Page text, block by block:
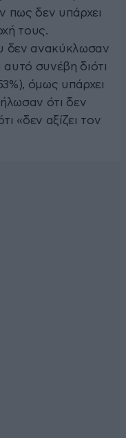
πως δεν υπάρχει
τους.
δεν ανακύκλωσαν
συνέβη διότι
όμως υπάρχει
ότι δεν
«δεν αξίζει τον